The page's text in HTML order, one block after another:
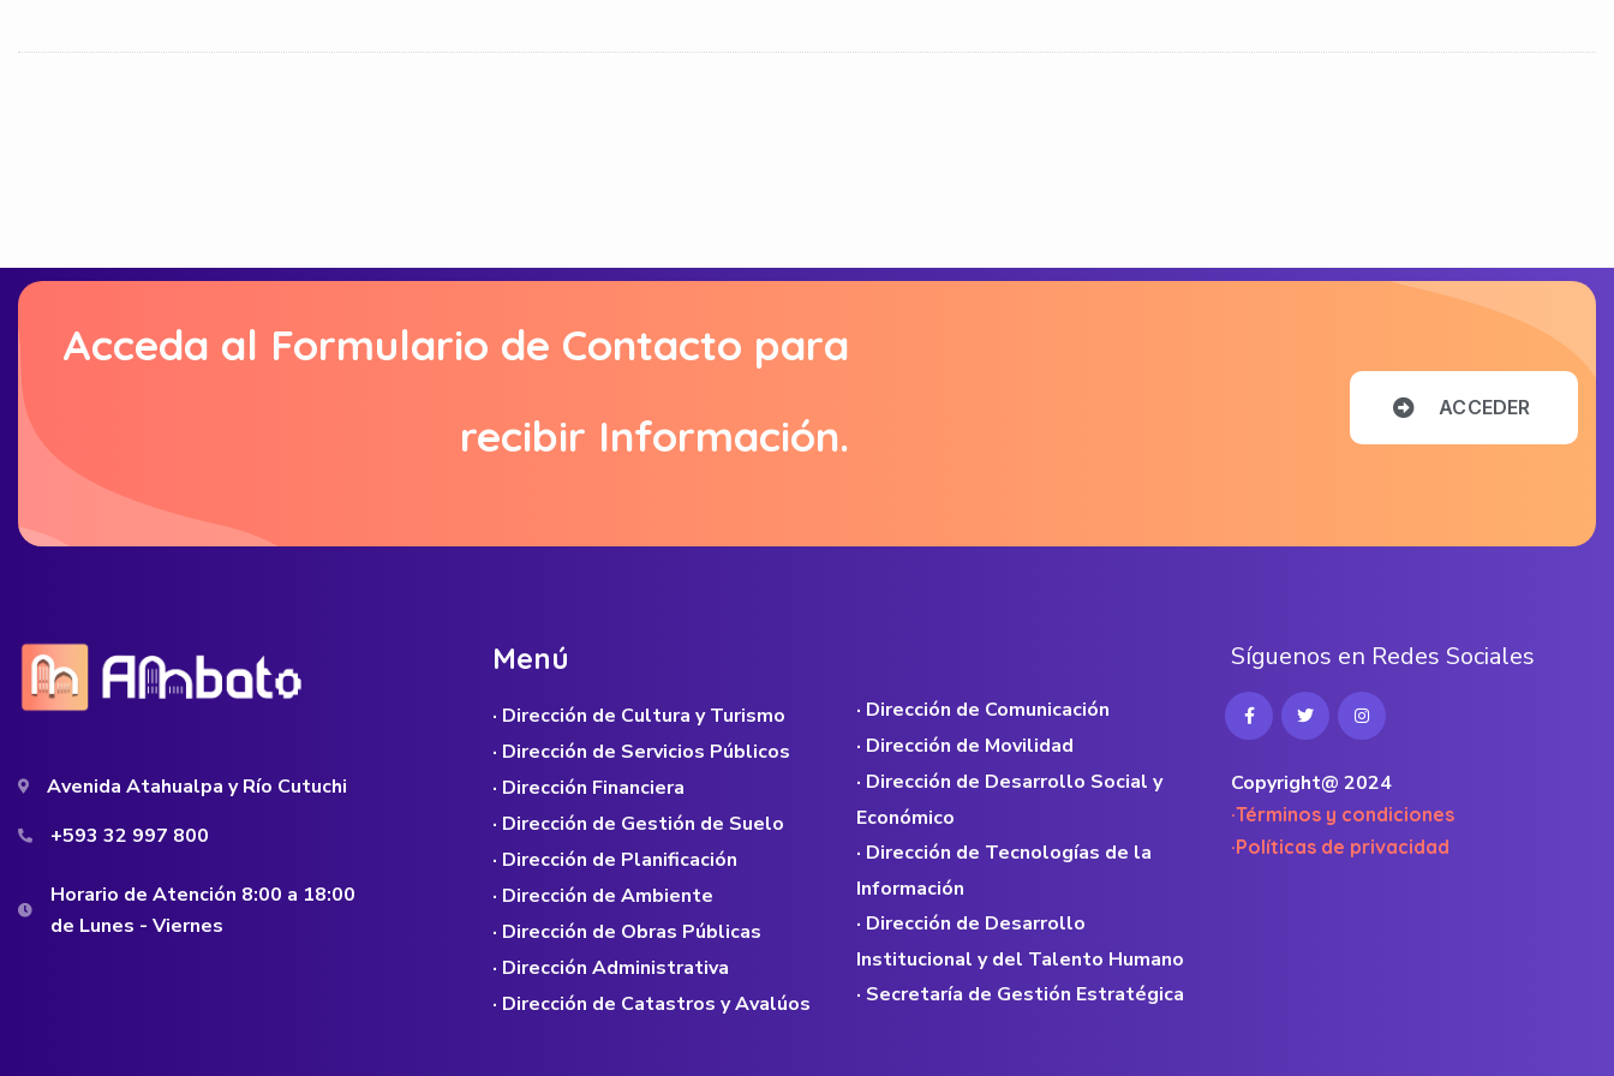
Acceda al Formulario de Contacto para
recibir Información.
ACCEDER
Avenida Atahualpa y Río Cutuchi
+593 32 997 800
Horario de Atención 8:00 a 18:00
de Lunes - Viernes
Menú
· Dirección de Cultura y Turismo
· Dirección de Servicios Públicos
· Dirección Financiera
· Dirección de Gestión de Suelo
· Dirección de Planificación
· Dirección de Ambiente
· Dirección de Obras Públicas
· Dirección Administrativa
· Dirección de Catastros y Avalúos
· Dirección de Comunicación
· Dirección de Movilidad
· Dirección de Desarrollo Social y
Económico
· Dirección de Tecnologías de la
Información
· Dirección de Desarrollo
Institucional y del Talento Humano
· Secretaría de Gestión Estratégica
Síguenos en Redes Sociales
Copyright@ 2024
·Términos y condiciones
·Políticas de privacidad